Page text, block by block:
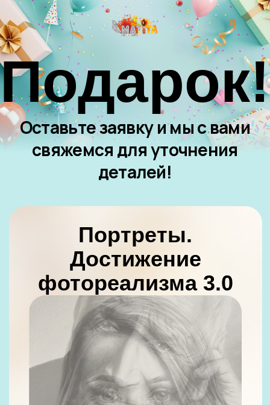
Подарок!
Портреты.
Достижение
фотореализма 3.0
Оставьте заявку и мы с вами
свяжемся для уточнения
деталей!